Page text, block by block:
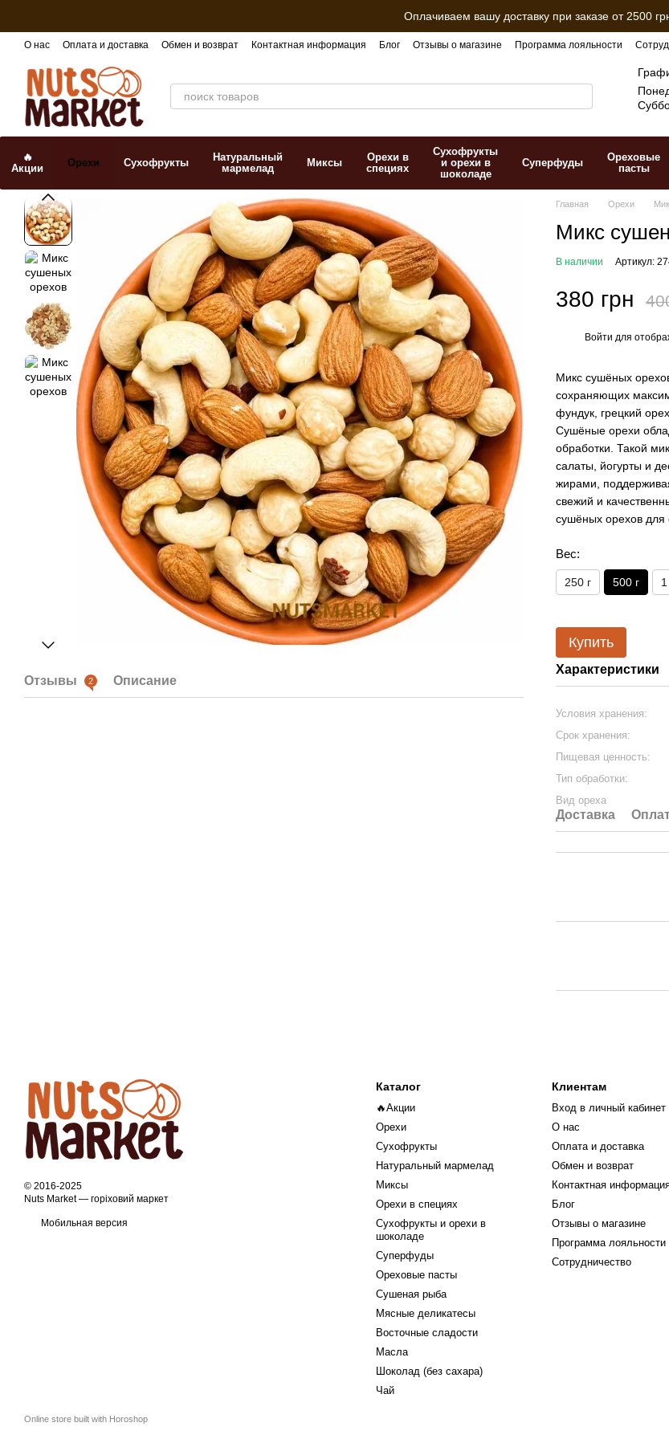
Оплачиваем вашу доставку при заказе от 2500
О нас Оплата и доставка Обмен и возврат Контактная информация Блог Отзывы о магазине Программа лояльности
🔥
Акции
Орехи Сухофрукты
Натуральный
мармелад
Миксы
Орехи в
специях
Сухофрукты
и орехи в
шоколаде
Суперфуды
Ореховые
пасты
Отзывы 2 Описание
Главная Орехи
Микс
В наличии Артикул:
380 грн
Войти для
Микс сушёных
сохраняющих
фундук, грецкий
Сушёные орехи
обработки. Такой
салаты, йогурты и
жирами,
свежий и
сушёных орехов для
Вес:
250 г 500 г 1
Купить
Характеристики
Условия хранения:
Срок хранения:
Пищевая ценность:
Тип обработки:
Вид ореха
Доставка
© 2016-2025
Nuts Market — горіховий маркет
Мобильная версия
Online store built with Horoshop
Каталог
🔥Акции
Орехи
Сухофрукты
Натуральный мармелад
Миксы
Орехи в специях
Сухофрукты и орехи в
шоколаде
Суперфуды
Ореховые пасты
Сушеная рыба
Мясные деликатесы
Восточные сладости
Масла
Шоколад (без сахара)
Чай
Клиентам
Вход в личный кабинет
О нас
Оплата и доставка
Обмен и возврат
Контактная
Блог
Отзывы о магазине
Программа лояльности
Сотрудничество